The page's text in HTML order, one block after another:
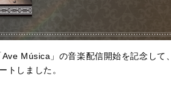
Música」の音楽配信開始を記念して
トしました。